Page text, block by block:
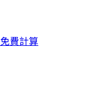
免費計算